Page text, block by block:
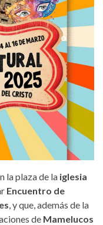
la plaza de la iglesia
Encuentro de
, y que, además de la
de Mamelucos